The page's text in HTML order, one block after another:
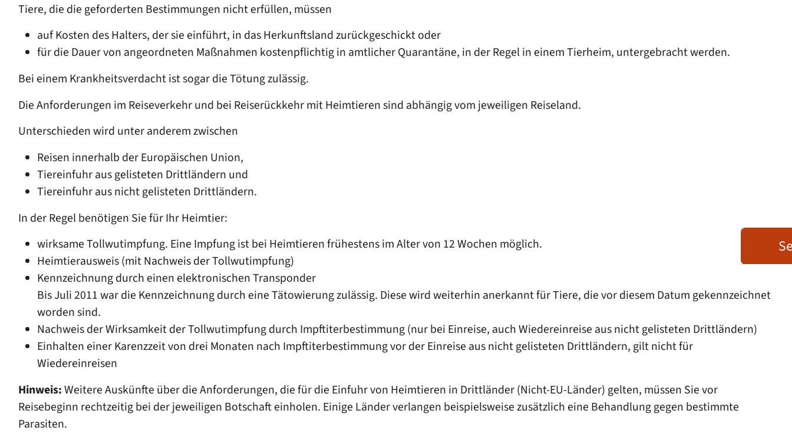
Tiere, die die geforderten Bestimmungen nicht erfüllen, müssen
auf Kosten des Halters, der sie einführt, in das Herkunftsland zurückgeschickt oder
für die Dauer von angeordneten Maßnahmen kostenpflichtig in amtlicher Quarantäne, in der Regel in einem Tierheim, untergebracht werden.
Bei einem Krankheitsverdacht ist sogar die Tötung zulässig.
Die Anforderungen im Reiseverkehr und bei Reiserückkehr mit Heimtieren sind abhängig vom jeweiligen Reiseland.
Unterschieden wird unter anderem zwischen
Reisen innerhalb der Europäischen Union,
Tiereinfuhr aus gelisteten Drittländern und
Tiereinfuhr aus nicht gelisteten Drittländern.
In der Regel benötigen Sie für Ihr Heimtier:
wirksame Tollwutimpfung. Eine Impfung ist bei Heimtieren frühestens im Alter von 12 Wochen möglich.
Heimtierausweis(mit Nachweis der Tollwutimpfung)
Kennzeichnung durch einen elektronischen Transponder
Bis Juli 2011 war die Kennzeichnung durch eine Tätowierung zulässig. Diese wird weiterhin anerkannt für Tiere, die vor diesem Datum gekennzeichnet
worden sind.
Nachweis der Wirksamkeit der Tollwutimpfung durch Impftiterbestimmung(nur bei Einreise, auch Wiedereinreise aus nicht gelisteten Drittländern)
Einhalten einer Karenzzeit von drei Monaten nach Impftiterbestimmung vor der Einreise aus nicht gelisteten Drittländern, gilt nicht für
Wiedereinreisen
Hinweis:Weitere Auskünfte über die Anforderungen, die für die Einfuhr von Heimtieren in Drittländer (Nicht-EU-Länder) gelten, müssen Sie vor
Reisebeginn rechtzeitig bei der jeweiligen Botschaft einholen. Einige Länder verlangen beispielsweise zusätzlich eine Behandlung gegen bestimmte
Parasiten.